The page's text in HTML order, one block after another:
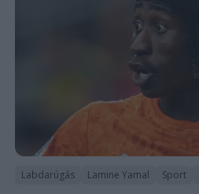
Labdarúgás Lamine Yamal Sport